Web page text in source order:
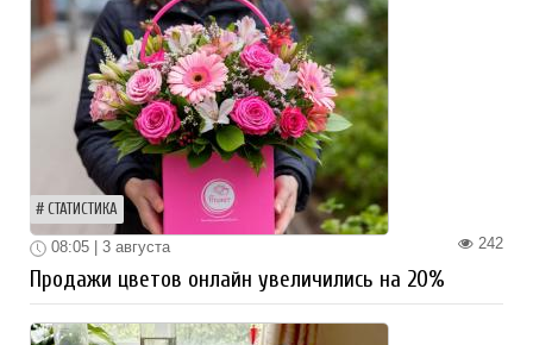
СТАТИСТИКА
242
08:05 | 3 августа
Продажи цветов онлайн увеличились на 20%